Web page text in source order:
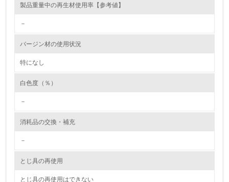
環境取り組み体制と成果を定期的に検証して次の活動に活
境対策を理解し、実践している
環境活動に関する規格やプログラムを導入している
2.環境への取り組み
製品重量中の再生材使用率【参考値】
－
バージン材の使用状況
特になし
白色度（％）
－
消耗品の交換・補充
－
とじ具の再使用
とじ具の再使用はできない